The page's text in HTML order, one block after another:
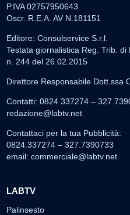
P.IVA 02757950643
Oscr. R.E.A. AV N.181151
Editore: Consulservice S.r.l.
Testata giornalistica Reg. Trib. di
n. 244 del 26.02.2015
Direttore Responsabile Dott.ssa
Contatti: 0824.337274 –
redazione@labtv.net
Contattaci per la tua Pubblicità:
0824.337274 – 327.7390733
email: commerciale@labtv.net
LABTV
Palinsesto